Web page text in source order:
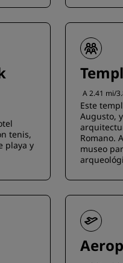
tenis,
playa y
A 2.41 mi/
Este
Augusto,
Romano.
museo